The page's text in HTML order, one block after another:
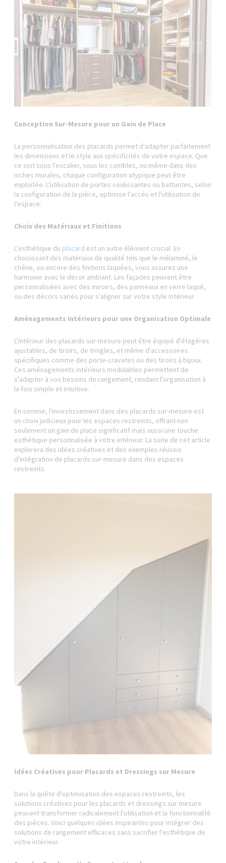
Conception Sur-Mesure pour un Gain de Place
La personnalisation des placards permet d'adapter parfaitement
les dimensions et le style aux spécificités de votre espace. Que
ce soit sous l'escalier, sous les combles, ou même dans des
niches murales, chaque configuration atypique peut être
exploitée. L'utilisation de portes coulissantes ou battantes, selon
la configuration de la pièce, optimise l'accès et l'utilisation de
l'espace.
Choix des Matériaux et Finitions
L'esthétique du placard est un autre élément crucial. En
choisissant des matériaux de qualité tels que le mélaminé, le
chêne, ou encore des finitions laquées, vous assurez une
harmonie avec le décor ambiant. Les façades peuvent être
personnalisées avec des miroirs, des panneaux en verre laqué,
ou des décors variés pour s'aligner sur votre style intérieur.
Aménagements Intérieurs pour une Organisation Optimale
L'intérieur des placards sur-mesure peut être équipé d'étagères
ajustables, de tiroirs, de tringles, et même d'accessoires
spécifiques comme des porte-cravates ou des tiroirs à bijoux.
Ces aménagements intérieurs modulables permettent de
s'adapter à vos besoins de rangement, rendant l'organisation à
la fois simple et intuitive.
En somme, l'investissement dans des placards sur-mesure est
un choix judicieux pour les espaces restreints, offrant non
seulement un gain de place significatif mais aussi une touche
esthétique personnalisée à votre intérieur. La suite de cet article
explorera des idées créatives et des exemples réussis
d'intégration de placards sur-mesure dans des espaces
restreints.
Idées Créatives pour Placards et Dressings sur Mesure
Dans la quête d'optimisation des espaces restreints, les
solutions créatives pour les placards et dressings sur mesure
peuvent transformer radicalement l'utilisation et la fonctionnalité
des pièces. Voici quelques idées inspirantes pour intégrer des
solutions de rangement efficaces sans sacrifier l'esthétique de
votre intérieur.